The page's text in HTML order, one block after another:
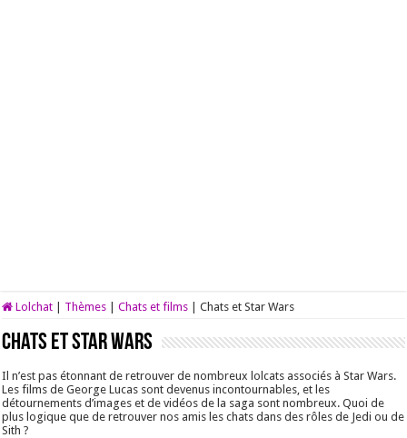
Lolchat Thèmes Chats et films Chats et Star Wars
Chats et Star Wars
Il n’est pas étonnant de retrouver de nombreux lolcats associés à Star Wars.
Les films de George Lucas sont devenus incontournables, et les
détournements d’images et de vidéos de la saga sont nombreux. Quoi de
plus logique que de retrouver nos amis les chats dans des rôles de Jedi ou de
Sith ?